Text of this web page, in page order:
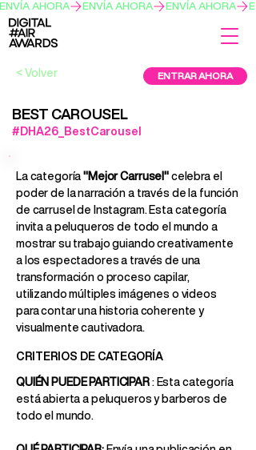
ENVÍA AHORA
< Volver ENTRAR AHORA
BEST CAROUSEL
#DHA26_BestCarousel
La categoría"Mejor Carrusel"celebra el
poder de la narración a través de la función
de carrusel de Instagram. Esta categoría
invita a peluqueros de todo el mundo a
mostrar su trabajo guiando creativamente
a los espectadores a través de una
transformación o proceso capilar,
utilizando múltiples imágenes o videos
para contar una historia coherente y
visualmente cautivadora.
CRITERIOS DE CATEGORÍA
QUIÉN PUEDE PARTICIPAR: Esta categoría
está abierta a peluqueros y barberos de
todo el mundo.